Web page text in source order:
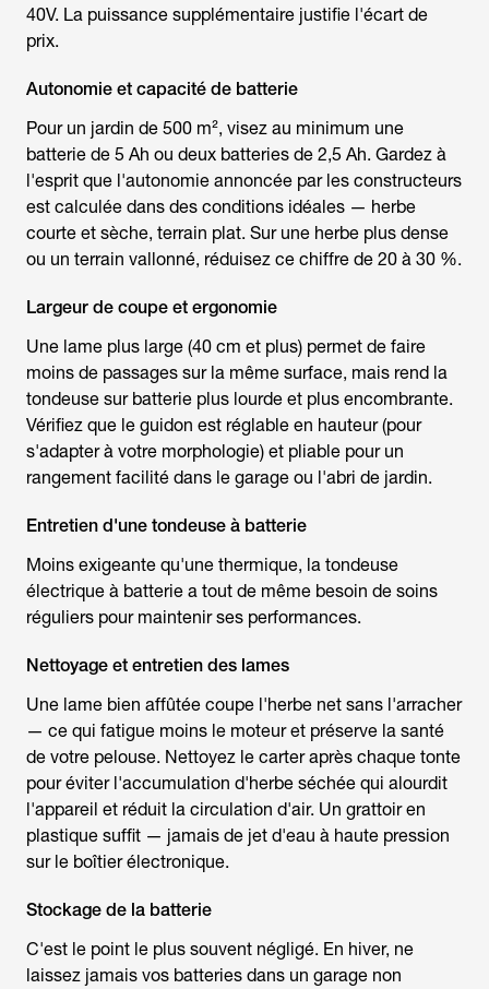
40V. La puissance supplémentaire justifie l'écart de
prix.
Autonomie et capacité de batterie
Pour un jardin de 500 m², visez au minimum une
batterie de 5 Ah ou deux batteries de 2,5 Ah. Gardez à
l'esprit que l'autonomie annoncée par les constructeurs
est calculée dans des conditions idéales — herbe
courte et sèche, terrain plat. Sur une herbe plus dense
ou un terrain vallonné, réduisez ce chiffre de 20 à 30 %.
Largeur de coupe et ergonomie
Une lame plus large (40 cm et plus) permet de faire
moins de passages sur la même surface, mais rend la
tondeuse sur batterie plus lourde et plus encombrante.
Vérifiez que le guidon est réglable en hauteur (pour
s'adapter à votre morphologie) et pliable pour un
rangement facilité dans le garage ou l'abri de jardin.
Entretien d'une tondeuse à batterie
Moins exigeante qu'une thermique, la tondeuse
électrique à batterie a tout de même besoin de soins
réguliers pour maintenir ses performances.
Nettoyage et entretien des lames
Une lame bien affûtée coupe l'herbe net sans l'arracher
— ce qui fatigue moins le moteur et préserve la santé
de votre pelouse. Nettoyez le carter après chaque tonte
pour éviter l'accumulation d'herbe séchée qui alourdit
l'appareil et réduit la circulation d'air. Un grattoir en
plastique suffit — jamais de jet d'eau à haute pression
sur le boîtier électronique.
Stockage de la batterie
C'est le point le plus souvent négligé. En hiver, ne
laissez jamais vos batteries dans un garage non